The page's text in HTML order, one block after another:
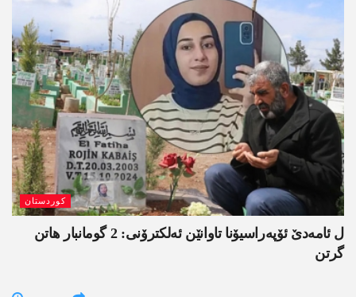
کوردستان
ل ئامەدێ ئۆپەراسیۆنا تاوانێن ئەلکترۆنی: 2 گومانبار ھاتن
گرتن